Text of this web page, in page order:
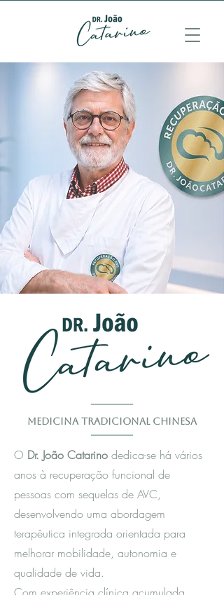
Medicina Tradicional Chinesa
O Dr. João Catarino dedica-se há vários
anos à recuperação funcional de
pessoas com sequelas de AVC,
desenvolvendo uma abordagem
terapêutica integrada orientada para
melhorar mobilidade, autonomia e
qualidade de vida.